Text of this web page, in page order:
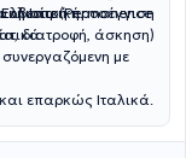
Ιατρική.προσέγγιση
διατροφή, άσκηση)
Ελβετία (Permanence
με
επαρκώς Ιταλικά.